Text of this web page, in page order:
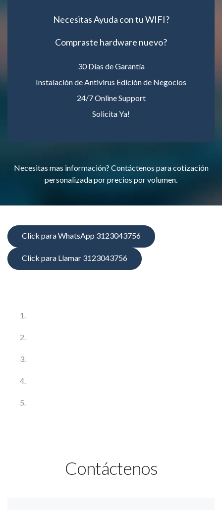
Necesitas Ayuda con tu WIFI?
Compraste hardware nuevo?
30 Días de Garantía
Instalación de Antivirus Edición de Negocios
24/7 Online Support
Solicita Ya!
Necesitas mas información? Contáctenos para cotización
personalizada por precios por volumen.
Click para WhatsApp 3123043756
Click para Llamar 3123043756
Contáctenos